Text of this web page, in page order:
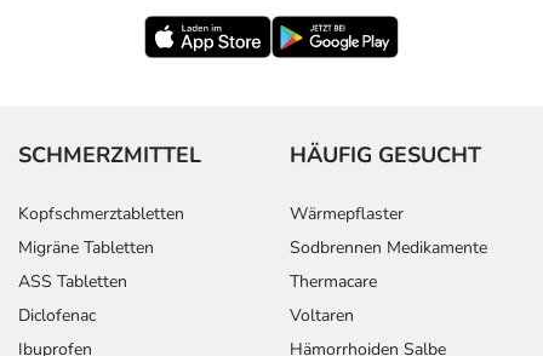
SCHMERZMITTEL
Kopfschmerztabletten
Migräne Tabletten
ASS Tabletten
Diclofenac
Ibuprofen
HÄUFIG GESUCHT
Wärmepflaster
Sodbrennen Medikamente
Thermacare
Voltaren
Hämorrhoiden Salbe